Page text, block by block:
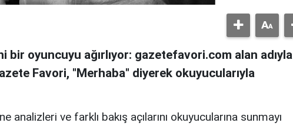
bir oyuncuyu ağırlıyor: gazetefavori.com alan adıyla
Favori, "Merhaba" diyerek okuyucularıyla
analizleri ve farklı bakış açılarını okuyucularına sunmayı